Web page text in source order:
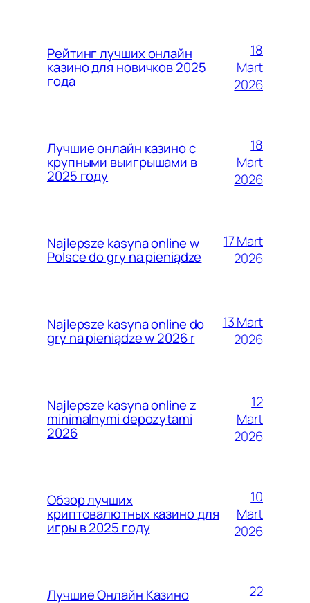
Рейтинг лучших онлайн
казино для новичков 2025
года
18
Mart
2026
Лучшие онлайн казино с
крупными выигрышами в
2025 году
18
Mart
2026
Najlepsze kasyna online w
Polsce do gry na pieniądze
17 Mart
2026
Najlepsze kasyna online do
gry na pieniądze w 2026 r
13 Mart
2026
Najlepsze kasyna online z
minimalnymi depozytami
2026
12
Mart
2026
Обзор лучших
криптовалютных казино для
игры в 2025 году
10
Mart
2026
Лучшие Онлайн Казино
22